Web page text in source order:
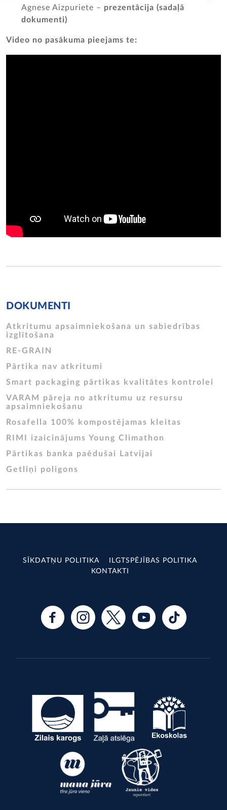
Agnese Aizpuriete – prezentācija (sadaļā
dokumenti)
Video no pasākuma pieejams te:
DOKUMENTI
Atkritumu apsaimniekošana un sabiedrības
izglītošana
RE-GRAIN
Pārtika nav atkritumi
Smart packaging pārtikas kvalitātes kontrolei
VARAM pāreja no atkritumu uz resursu
apsaimniekošanu
Rosafella 100% kompostējamas kleitas
RIMI izaicinājums Young Climathon
Pārtikas banka paēdušai Latvijai
Getliņi poligons
SĪKDATŅU POLITIKA
ILGTSPĒJĪBAS POLITIKA
KONTAKTI